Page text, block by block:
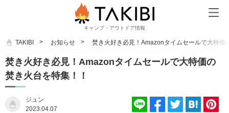
キャンプ・アウトドア情報
TAKIBI お知らせ 焚き火好き必見！Amazonタイムセールで大特価
焚き火好き必見！Amazonタイムセールで大特価の
焚き火台を特集！！
ジュン
2023.04.07